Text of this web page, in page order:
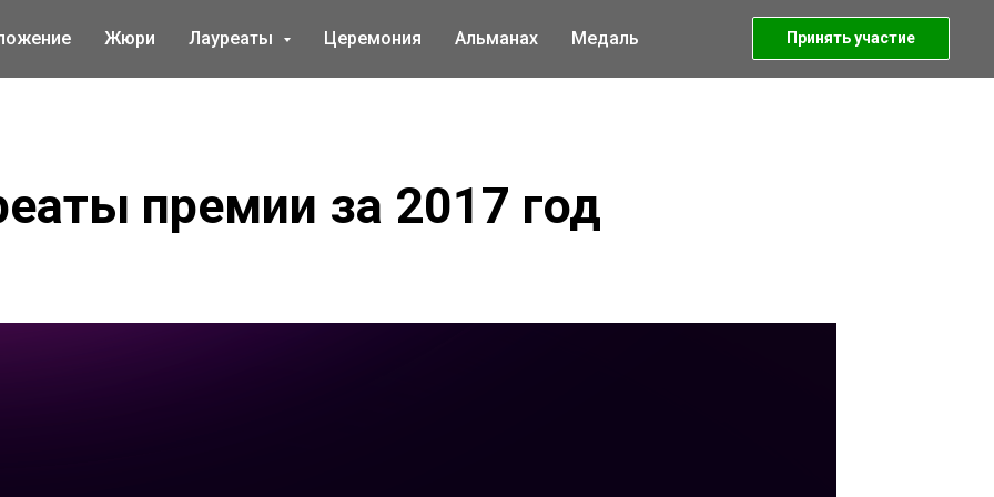
Жюри Лауреаты Церемония Альманах Медаль Принять участие
премии за 2017 год